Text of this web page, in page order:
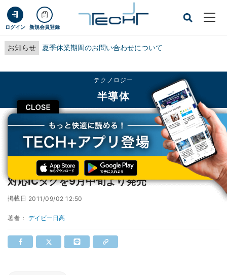
ログイン 新規会員登録
お知らせ 夏季休業期間のお問い合わせについて
CLOSE
テクノロジー
半導体
TECH+ テクノロジー
半導体
凸版印刷、さまざまな形状に製造可能なNFC対応ICタグを9月中旬より発売
凸版印刷、さまざまな形状に製造可能なNFC
対応ICタグを9月中旬より発売
掲載日 2011/09/02 12:50
著者： デイビー日高